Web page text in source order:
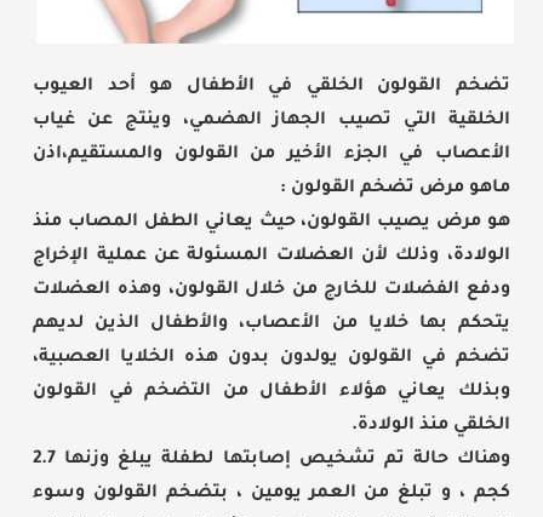
تضخم القولون الخلقي في الأطفال هو أحد العيوب
الخلقية التي تصيب الجهاز الهضمي، وينتج عن غياب
الأعصاب في الجزء الأخير من القولون والمستقيم،اذن
ماهو مرض تضخم القولون :
هو مرض يصيب القولون، حيث يعاني الطفل المصاب منذ
الولادة، وذلك لأن العضلات المسئولة عن عملية الإخراج
ودفع الفضلات للخارج من خلال القولون، وهذه العضلات
يتحكم بها خلايا من الأعصاب، والأطفال الذين لديهم
تضخم في القولون يولدون بدون هذه الخلايا العصبية،
وبذلك يعاني هؤلاء الأطفال من التضخم في القولون
الخلقي منذ الولادة.
وهناك حالة تم تشخيص إصابتها لطفلة يبلغ وزنها 2.7
كجم ، و تبلغ من العمر يومين ، بتضخم القولون وسوء